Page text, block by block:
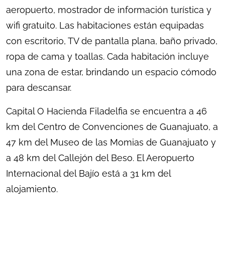
aeropuerto, mostrador de información turística y
wifi gratuito. Las habitaciones están equipadas
con escritorio, TV de pantalla plana, baño privado,
ropa de cama y toallas. Cada habitación incluye
una zona de estar, brindando un espacio cómodo
para descansar.
Capital O Hacienda Filadelfia se encuentra a 46
km del Centro de Convenciones de Guanajuato, a
47 km del Museo de las Momias de Guanajuato y
a 48 km del Callejón del Beso. El Aeropuerto
Internacional del Bajío está a 31 km del
alojamiento.